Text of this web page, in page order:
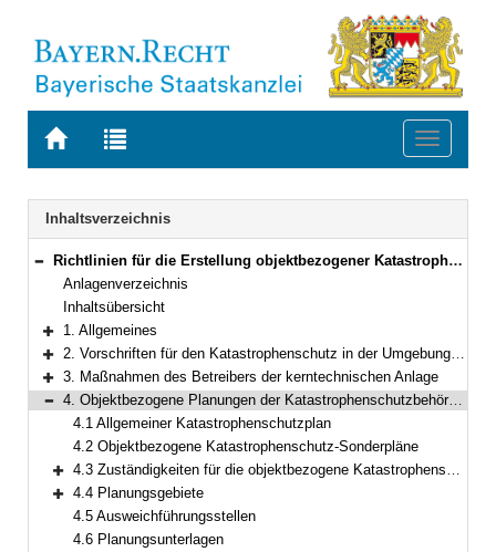
Zur
BAYERN.RECHT
Zur
letzten
Suche
Toggle
Navigation
Inhaltsverzeichnis
Bereich reduzieren
Richtlinien für die Erstellung objektbezogener Katastrophenschutz-Sonderpläne für den Katastrophenschutz in der Umgebung kerntechnischer Anlagen sowie für Maßnahmen des Katastrophenschutzes bei kerntechnischen Unfällen
Anlagenverzeichnis
Inhaltsübersicht
Bereich erweitern
1. Allgemeines
Bereich erweitern
2. Vorschriften für den Katastrophenschutz in der Umgebung kerntechnischer Anlagen
Bereich erweitern
3. Maßnahmen des Betreibers der kerntechnischen Anlage
Bereich reduzieren
4. Objektbezogene Planungen der Katastrophenschutzbehörden
4.1 Allgemeiner Katastrophenschutzplan
4.2 Objektbezogene Katastrophenschutz-Sonderpläne
Bereich erweitern
4.3 Zuständigkeiten für die objektbezogene Katastrophenschutz-Sonderplanung
Bereich erweitern
4.4 Planungsgebiete
4.5 Ausweichführungsstellen
4.6 Planungsunterlagen